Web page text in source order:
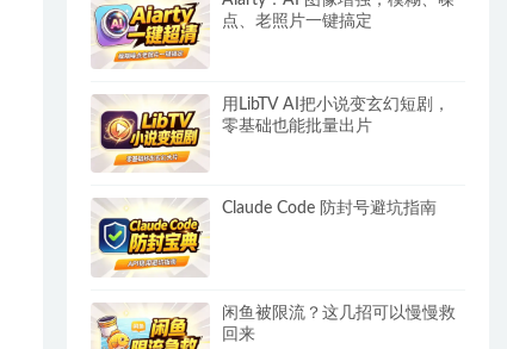
点、老照片一键搞定
用LibTV AI把小说变玄幻短剧，
零基础也能批量出片
Claude Code 防封号避坑指南
闲鱼被限流？这几招可以慢慢救
回来